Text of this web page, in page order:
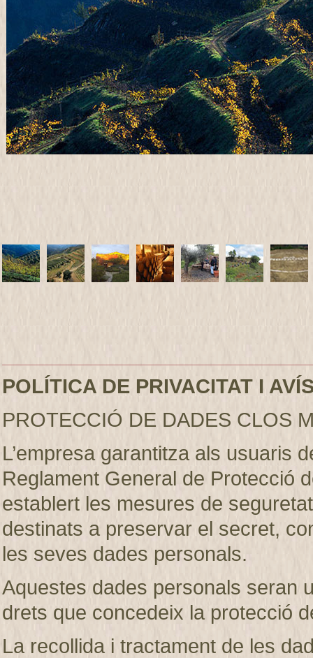
POLÍTICA DE PRIVACITAT I
PROTECCIÓ DE DADES CLOS
L’empresa garantitza als usuaris
Reglament General de Protecció
establert les mesures de
destinats a preservar el secret,
les seves dades personals.
Aquestes dades personals seran
drets que concedeix la protecció
La recollida i tractament de les